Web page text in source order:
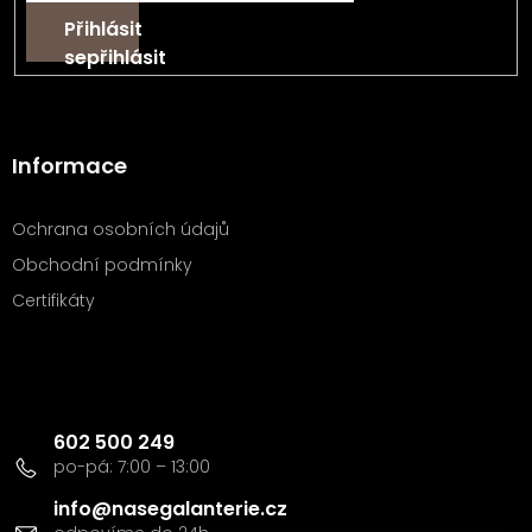
Přihlásit
se
Informace
Ochrana osobních údajů
Obchodní podmínky
Certifikáty
info@nasegalanterie.cz
602 500 249